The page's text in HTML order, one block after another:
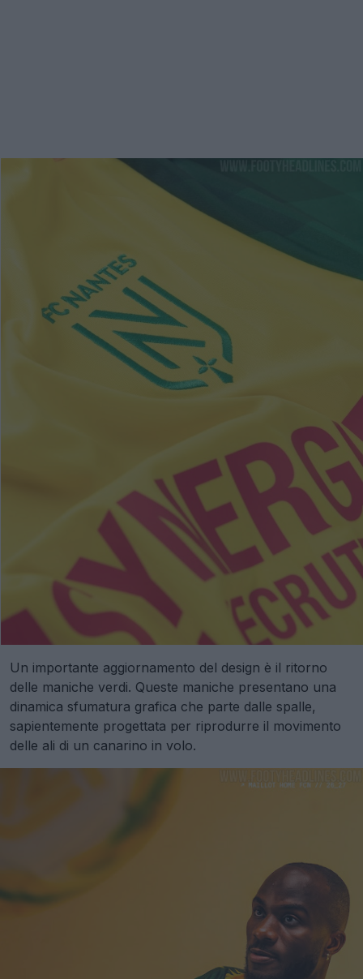
Un importante aggiornamento del design è il ritorno
delle maniche verdi. Queste maniche presentano una
dinamica sfumatura grafica che parte dalle spalle,
sapientemente progettata per riprodurre il movimento
delle ali di un canarino in volo.